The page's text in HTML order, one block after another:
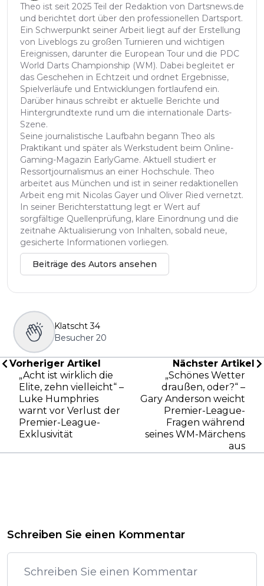
Theo ist seit 2025 Teil der Redaktion von Dartsnews.de
und berichtet dort über den professionellen Dartsport.
Ein Schwerpunkt seiner Arbeit liegt auf der Erstellung
von Liveblogs zu großen Turnieren und wichtigen
Ereignissen, darunter die European Tour und die PDC
World Darts Championship (WM). Dabei begleitet er
das Geschehen in Echtzeit und ordnet Ergebnisse,
Spielverläufe und Entwicklungen fortlaufend ein.
Darüber hinaus schreibt er aktuelle Berichte und
Hintergrundtexte rund um die internationale Darts-
Szene.
Seine journalistische Laufbahn begann Theo als
Praktikant und später als Werkstudent beim Online-
Gaming-Magazin EarlyGame. Aktuell studiert er
Ressortjournalismus an einer Hochschule. Theo
arbeitet aus München und ist in seiner redaktionellen
Arbeit eng mit Nicolas Gayer und Oliver Ried vernetzt.
In seiner Berichterstattung legt er Wert auf
sorgfältige Quellenprüfung, klare Einordnung und die
zeitnahe Aktualisierung von Inhalten, sobald neue,
gesicherte Informationen vorliegen.
Beiträge des Autors ansehen
Klatscht 34
Besucher 20
Vorheriger Artikel
„Acht ist wirklich die
Elite, zehn vielleicht“ –
Luke Humphries
warnt vor Verlust der
Premier-League-
Exklusivität
Nächster Artikel
„Schönes Wetter
draußen, oder?“ –
Gary Anderson weicht
Premier-League-
Fragen während
seines WM-Märchens
aus
Schreiben Sie einen Kommentar